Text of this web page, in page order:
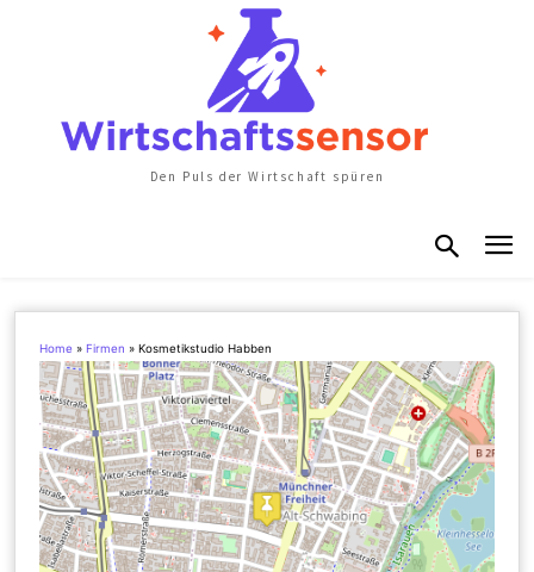
Den Puls der Wirtschaft spüren
Home » Firmen »Kosmetikstudio Habben